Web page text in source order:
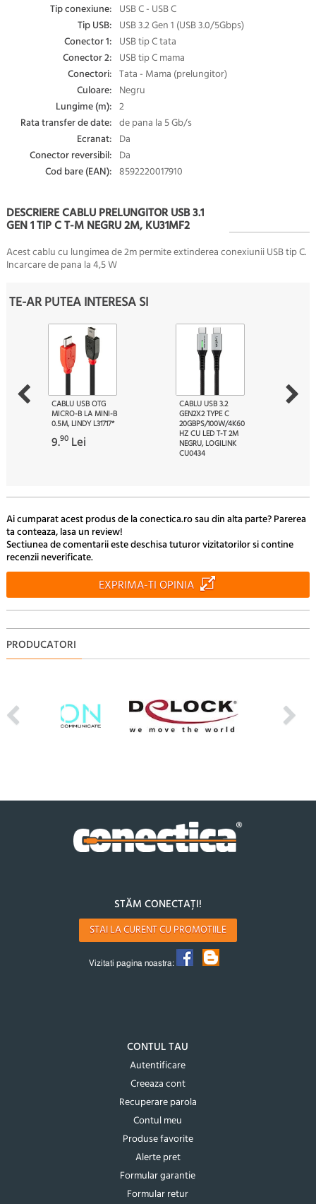
Tip conexiune: USB C - USB C
Tip USB: USB 3.2 Gen 1 (USB 3.0/5Gbps)
Conector 1: USB tip C tata
Conector 2: USB tip C mama
Conectori: Tata - Mama (prelungitor)
Culoare: Negru
Lungime (m): 2
Rata transfer de date: de pana la 5 Gb/s
Ecranat: Da
Conector reversibil: Da
Cod bare (EAN): 8592220017910
DESCRIERE CABLU PRELUNGITOR USB 3.1
GEN 1 TIP C T-M NEGRU 2M, KU31MF2
Acest cablu cu lungimea de 2mpermite extinderea conexiunii USB tip C.
Incarcare de pana la4,5 W
TE-AR PUTEA INTERESA SI
CABLU USB OTG
MICRO-B LA MINI-B
0.5M, LINDY L31717*
9.90 Lei
CABLU USB 3.2
GEN2X2 TYPE C
20GBPS/100W/4K60
HZ CU LED T-T 2M
NEGRU, LOGILINK
CU0434
Ai cumparat acest produs de la conectica.ro sau din alta parte? Parerea
ta conteaza, lasa un review!
Sectiunea de comentarii este deschisa tuturor vizitatorilor si contine
recenzii neverificate.
EXPRIMA-TI OPINIA
PRODUCATORI
STĂM CONECTAȚI!
STAI LA CURENT CU PROMOTIILE
Vizitati pagina noastra:
CONTUL TAU
Autentificare
Creeaza cont
Recuperare parola
Contul meu
Produse favorite
Alerte pret
Formular garantie
Formular retur